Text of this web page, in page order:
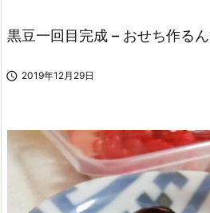
黒豆一回目完成 – おせち作る
 2019年12月29日